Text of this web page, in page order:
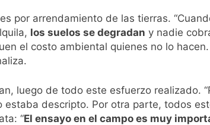
por arrendamiento de las tierras.
los suelos se degradan y nadie
el costo ambiental quienes no lo
luego de todo este esfuerzo realizado.
estaba descripto. Por otra parte, todos
“El ensayo en el campo es muy